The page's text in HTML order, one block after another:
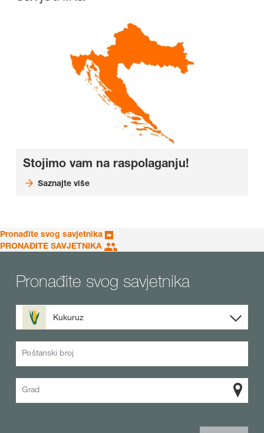
Stojimo vam na raspolaganju!
Saznajte više
Pronađite svog savjetnika
PRONAĐITE SAVJETNIKA
Pronađite svog savjetnika
Kukuruz
Poštanski broj
Grad